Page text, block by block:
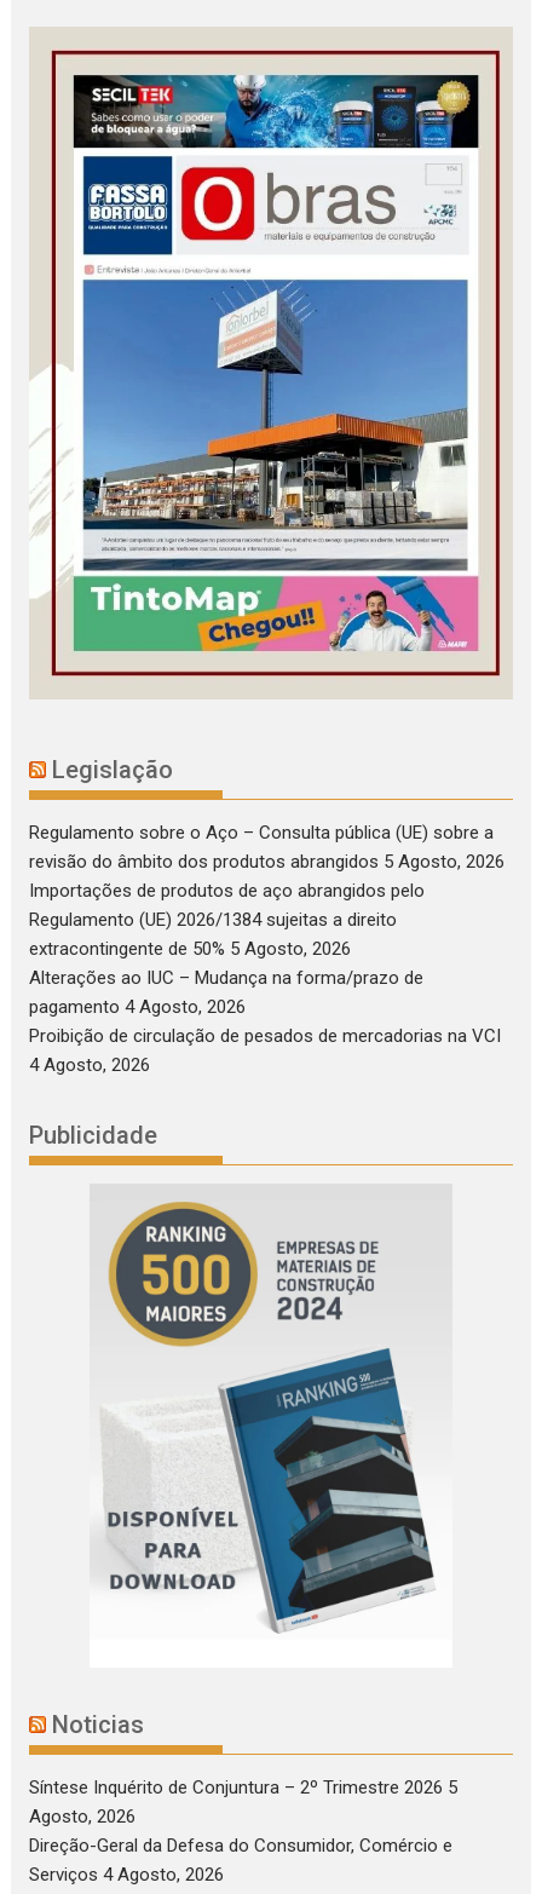
Legislação
Regulamento sobre o Aço – Consulta pública (UE) sobre a
revisão do âmbito dos produtos abrangidos 5 Agosto, 2026
Importações de produtos de aço abrangidos pelo
Regulamento (UE) 2026/1384 sujeitas a direito
extracontingente de 50% 5 Agosto, 2026
Alterações ao IUC – Mudança na forma/prazo de
pagamento 4 Agosto, 2026
Proibição de circulação de pesados de mercadorias na VCI
4 Agosto, 2026
Publicidade
Noticias
Síntese Inquérito de Conjuntura – 2º Trimestre 2026 5
Agosto, 2026
Direção-Geral da Defesa do Consumidor, Comércio e
Serviços 4 Agosto, 2026